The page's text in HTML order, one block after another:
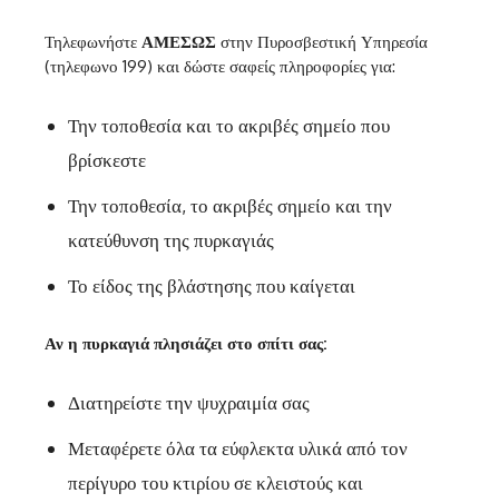
Τηλεφωνήστε ΑΜΕΣΩΣ στην Πυροσβεστική Υπηρεσία
(τηλεφωνο 199) και δώστε σαφείς πληροφορίες για:
Την τοποθεσία και το ακριβές σημείο που
βρίσκεστε
Την τοποθεσία, το ακριβές σημείο και την
κατεύθυνση της πυρκαγιάς
Το είδος της βλάστησης που καίγεται
Αν η πυρκαγιά πλησιάζει στο σπίτι σας:
Διατηρείστε την ψυχραιμία σας
Μεταφέρετε όλα τα εύφλεκτα υλικά από τον
περίγυρο του κτιρίου σε κλειστούς και